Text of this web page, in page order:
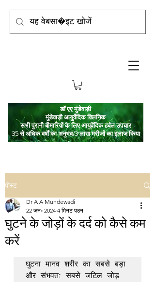
डॉ एए मुंडेवाड़ी
मुंडेवाड़ी आयुर्वेदिक क्लिनिक
सभी पुरानी बीमारियों के लिए आयुर्वेदिक हर्बल उपचार
35 से अधिक वर्षों का अनुभव/3 लाख मरीजों का इलाज किया
पोस्ट
घुटने के जोड़ों के दर्द को कैसे कम
करें
Dr A A Mundewadi
22 जन॰ 2024 4 मिनट पठन
घुटना मानव शरीर का सबसे बड़ा
और संभवतः सबसे जटिल जोड़